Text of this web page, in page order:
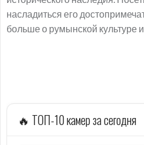
насладиться его
больше о румынской культуре
🔥 ТОП-10 камер за сегодня